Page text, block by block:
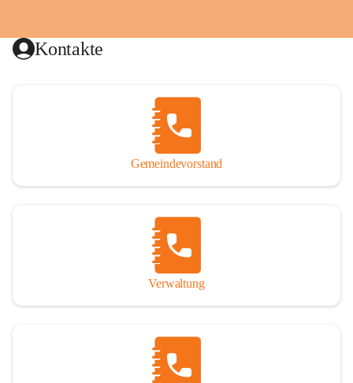
Kontakte
Gemeindevorstand
Verwaltung